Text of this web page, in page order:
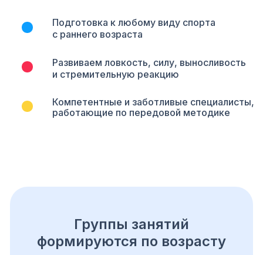
Подготовка к любому виду спорта
с раннего возраста
Развиваем ловкость, силу, выносливость
и стремительную реакцию
Компетентные и заботливые специалисты,
работающие по передовой методике
Группы занятий
формируются по возрасту